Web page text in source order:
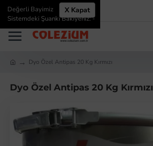
ÜYE GIRIŞI ÜYE OL
X Kapat
Değerli Bayimiz
Sistemdeki Şuanki Bakiyeniz: -
Dyo Özel Antipas 20 Kg Kırmızı
Dyo Özel Antipas 20 Kg Kırmızı